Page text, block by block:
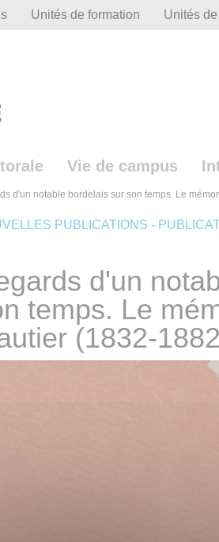
Unités de formation Unités
Vie de campus
d'un notable bordelais sur son temps. Le
PUBLICATIONS -
d'un
temps. Le
(1832-